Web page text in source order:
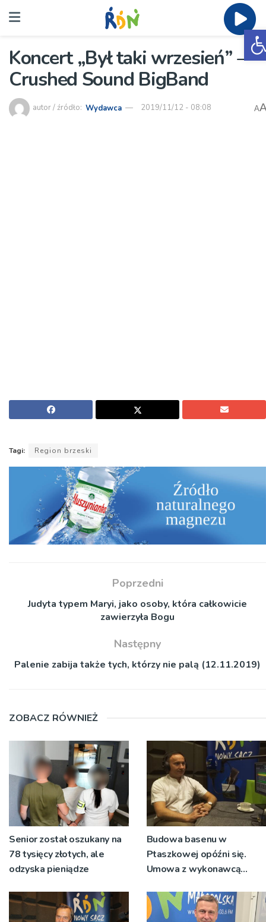
Koncert „Był taki wrzesień” –
Crushed Sound BigBand
autor / źródło: Wydawca 2019/11/12 - 08:08 A
Tagi: Region brzeski
Poprzedni
Judyta typem Maryi, jako osoby, która całkowicie
zawierzyła Bogu
Następny
Palenie zabija także tych, którzy nie palą (12.11.2019)
ZOBACZ RÓWNIEŻ
Senior został oszukany na
78 tysięcy złotych, ale
odzyska pieniądze
Budowa basenu w
Ptaszkowej opóźni się.
Umowa z wykonawcą
nie zostanie podpisana